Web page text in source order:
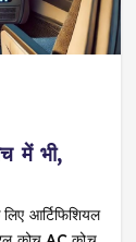
में भी,
आर्टिफिशियल